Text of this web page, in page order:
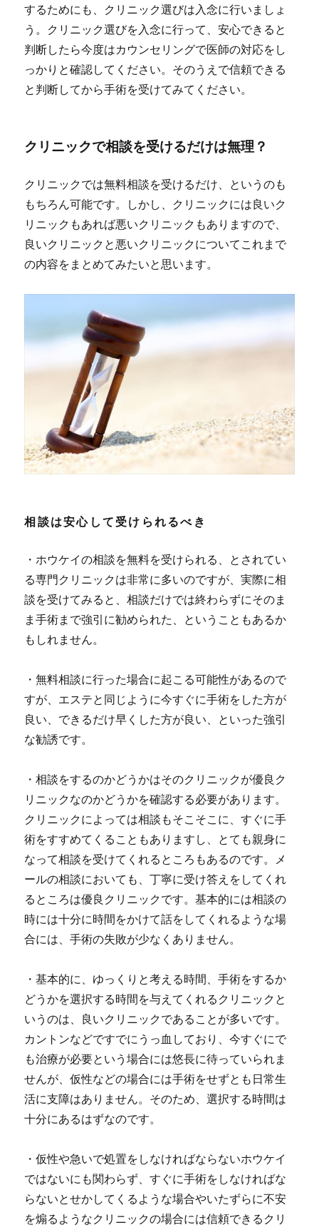
するためにも、クリニック選びは入念に行いましょ
う。クリニック選びを入念に行って、安心できると
判断したら今度はカウンセリングで医師の対応をし
っかりと確認してください。そのうえで信頼できる
と判断してから手術を受けてみてください。
クリニックで相談を受けるだけは無理？
クリニックでは無料相談を受けるだけ、というのも
もちろん可能です。しかし、クリニックには良いク
リニックもあれば悪いクリニックもありますので、
良いクリニックと悪いクリニックについてこれまで
の内容をまとめてみたいと思います。
相談は安心して受けられるべき
・ホウケイの相談を無料を受けられる、とされてい
る専門クリニックは非常に多いのですが、実際に相
談を受けてみると、相談だけでは終わらずにそのま
ま手術まで強引に勧められた、ということもあるか
もしれません。
・無料相談に行った場合に起こる可能性があるので
すが、エステと同じように今すぐに手術をした方が
良い、できるだけ早くした方が良い、といった強引
な勧誘です。
・相談をするのかどうかはそのクリニックが優良ク
リニックなのかどうかを確認する必要があります。
クリニックによっては相談もそこそこに、すぐに手
術をすすめてくることもありますし、とても親身に
なって相談を受けてくれるところもあるのです。
メ
ールの相談においても、丁寧に受け答えをしてくれ
るところは優良クリニックです。基本的には相談の
時には十分に時間をかけて話をしてくれるような場
合には、手術の失敗が少なくありません。
・基本的に、ゆっくりと考える時間、手術をするか
どうかを選択する時間を与えてくれるクリニックと
いうのは、良いクリニックであることが多いです。
カントンなどですでにうっ血しており、今すぐにで
も治療が必要という場合には悠長に待っていられま
せんが、仮性などの場合には手術をせずとも日常生
活に支障はありません。 そのため、選択する時間は
十分にあるはずなのです。
・仮性や急いで処置をしなければならないホウケイ
ではないにも関わらず、すぐに手術をしなければな
らないとせかしてくるような場合やいたずらに不安
を煽るようなクリニックの場合には信頼できるクリ